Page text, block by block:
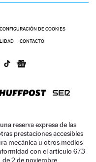
CONFIGURACIÓN DE COOKIES
CONTACTO
reserva expresa de las
prestaciones accesibles
mecánica u otros medios
con el artículo 67.3
2 de noviembre.